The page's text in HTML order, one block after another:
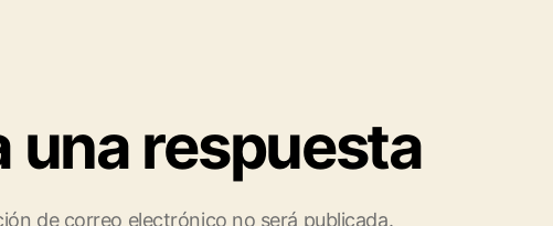
una respuesta
de correo electrónico no será publicada.